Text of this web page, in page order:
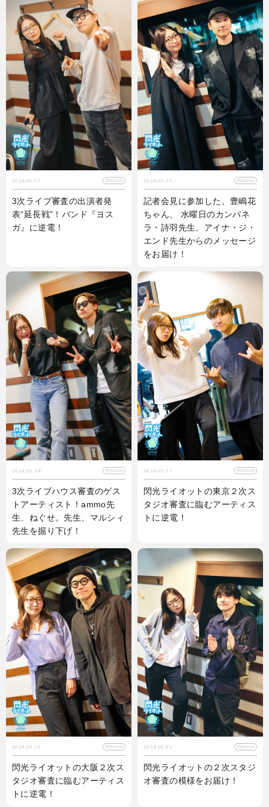
2024.06.07 閃光LOCKS!
3次ライブ審査の出演者発
表“延長戦”！バンド『ヨス
ガ』に逆電！
2024.05.31 閃光LOCKS!
記者会見に参加した、豊嶋花
ちゃん、 水曜日のカンパネ
ラ・詩羽先生、アイナ・ジ・
エンド先生からのメッセージ
をお届け！
2024.05.24 閃光LOCKS!
3次ライブハウス審査のゲス
トアーティスト！ammo先
生、ねぐせ。先生、マルシィ
先生を掘り下げ！
2024.05.17 閃光LOCKS!
閃光ライオットの東京２次ス
タジオ審査に臨むアーティス
トに逆電！
2024.05.10 閃光LOCKS!
閃光ライオットの大阪２次ス
タジオ審査に臨むアーティス
トに逆電！
2024.05.03 閃光LOCKS!
閃光ライオットの２次スタジ
オ審査の模様をお届け！